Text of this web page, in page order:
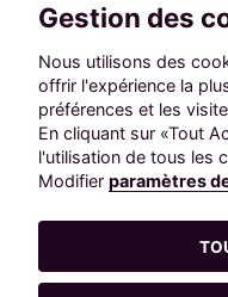
Gestion des
Nous utilisons des
offrir l'expérience la
préférences et les
En cliquant sur «Tout
l'utilisation de tous les
Modifier paramètres